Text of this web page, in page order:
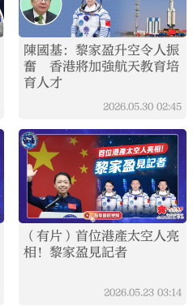
陳國基：黎家盈升空令人振
奮 香港將加強航天教育培
育人才
2026.05.30 02:45
（有片）首位港產太空人亮
相！黎家盈見記者
2026.05.23 03:14